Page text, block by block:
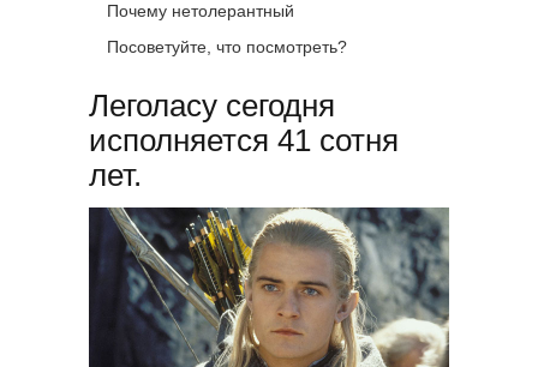
Почему нетолерантный
Посоветуйте, что посмотреть?
Леголасу сегодня
исполняется 41 сотня
лет.